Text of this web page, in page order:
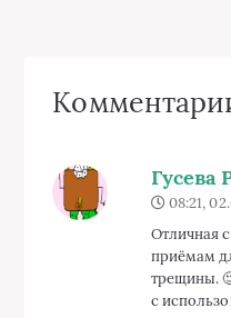
Гусева
08:21,
Отличная
приёмам
трещины.
с